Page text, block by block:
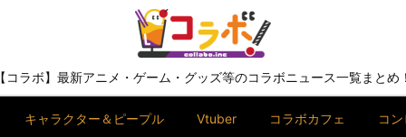
【コラボ】最新アニメ・ゲーム・グッズ等のコラボニュース一覧まとめ！
キャラクター＆ピープル Vtuber コラボカフェ コ